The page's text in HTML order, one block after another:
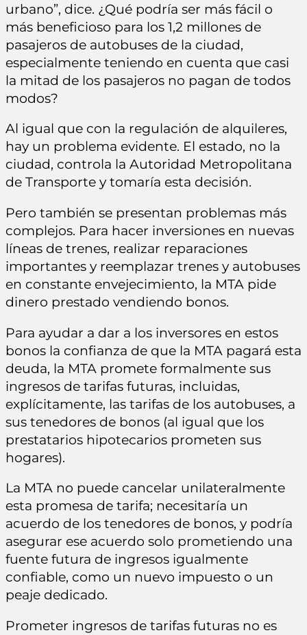
urbano”, dice. ¿Qué podría ser más fácil o
más beneficioso para los 1,2 millones de
pasajeros de autobuses de la ciudad,
especialmente teniendo en cuenta que casi
la mitad de los pasajeros no pagan de todos
modos?
Al igual que con la regulación de alquileres,
hay un problema evidente. El estado, no la
ciudad, controla la Autoridad Metropolitana
de Transporte y tomaría esta decisión.
Pero también se presentan problemas más
complejos. Para hacer inversiones en nuevas
líneas de trenes, realizar reparaciones
importantes y reemplazar trenes y autobuses
en constante envejecimiento, la MTA pide
dinero prestado vendiendo bonos.
Para ayudar a dar a los inversores en estos
bonos la confianza de que la MTA pagará esta
deuda, la MTA promete formalmente sus
ingresos de tarifas futuras, incluidas,
explícitamente, las tarifas de los autobuses, a
sus tenedores de bonos (al igual que los
prestatarios hipotecarios prometen sus
hogares).
La MTA no puede cancelar unilateralmente
esta promesa de tarifa; necesitaría un
acuerdo de los tenedores de bonos, y podría
asegurar ese acuerdo solo prometiendo una
fuente futura de ingresos igualmente
confiable, como un nuevo impuesto o un
peaje dedicado.
Prometer ingresos de tarifas futuras no es